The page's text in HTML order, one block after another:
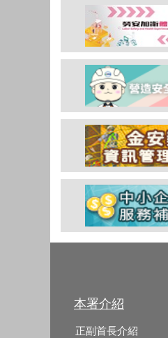
本署介紹
正副首長介紹